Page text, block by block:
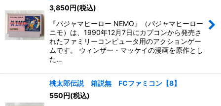
3,850円(税込)
『パジャマヒーロー NEMO』（パジャマヒーロー
ニモ）は、1990年12月7日にカプコンから発売さ
れたファミリーコンピュータ用のアクションゲー
ムです。 ウィンザー・マッケイの漫画を原作とし
た…
桃太郎伝説 箱説無 FCファミコン【8】
550円(税込)